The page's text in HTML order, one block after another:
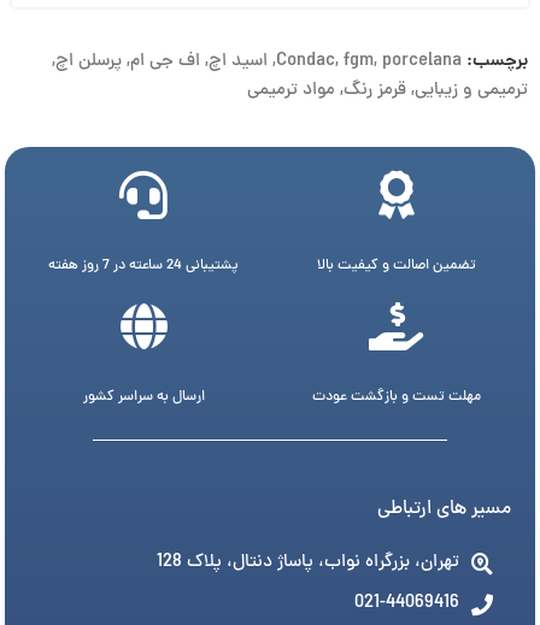
برچسب: Condac,fgm, porcelana
, اسید اچ, اف جی ام,پرسلن اچ,
ترمیمی و زیبایی,قرمز رنگ, مواد ترمیمی
تضمین اصالت و کیفیت بالا پشتیبانی 24 ساعته در 7 روز هفته
مهلت تست و بازگشت عودت ارسال به سراسر کشور
مسیر های ارتباطی
تهران، بزرگراه نواب، پاساژ دنتال، پلاک 128
021-44069416